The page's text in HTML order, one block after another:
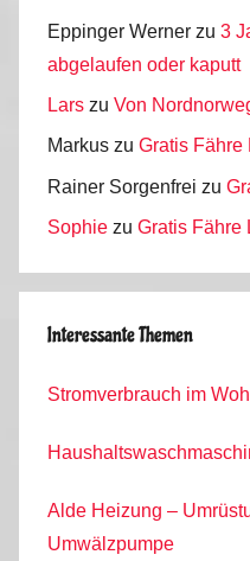
Eppinger Werner zu 3
abgelaufen oder kaputt
Lars zu Von
Markus zu Gratis Fähre
Rainer Sorgenfrei zu
Sophie zu Gratis Fähre
Interessante Themen
Stromverbrauch im
Alde Heizung –
Umwälzpumpe